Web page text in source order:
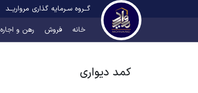
گــروه سـرمایه گذاری مرواریــد
خانه
فروش رهن و اجاره
کمد دیواری